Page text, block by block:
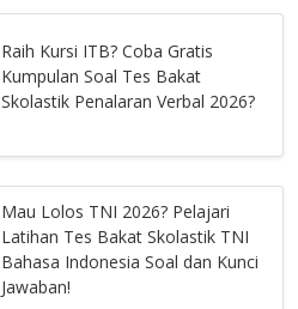
Raih Kursi ITB? Coba Gratis
Kumpulan Soal Tes Bakat
Skolastik Penalaran Verbal 2026?
Mau Lolos TNI 2026? Pelajari
Latihan Tes Bakat Skolastik TNI
Bahasa Indonesia Soal dan Kunci
Jawaban!